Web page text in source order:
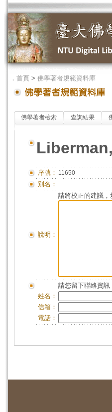
． 首頁 > 佛學著者規範資料庫
佛學著者檢索 查詢結果
序號： 11650
別名：
說明：
請將校正的建議
請您留下聯絡資
姓名：
信箱：
電話：